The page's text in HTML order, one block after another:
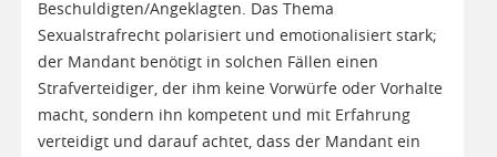
Beschuldigten/Angeklagten. Das Thema
Sexualstrafrecht polarisiert und emotionalisiert stark;
der Mandant benötigt in solchen Fällen einen
Strafverteidiger, der ihm keine Vorwürfe oder Vorhalte
macht, sondern ihn kompetent und mit Erfahrung
verteidigt und darauf achtet, dass der Mandant ein